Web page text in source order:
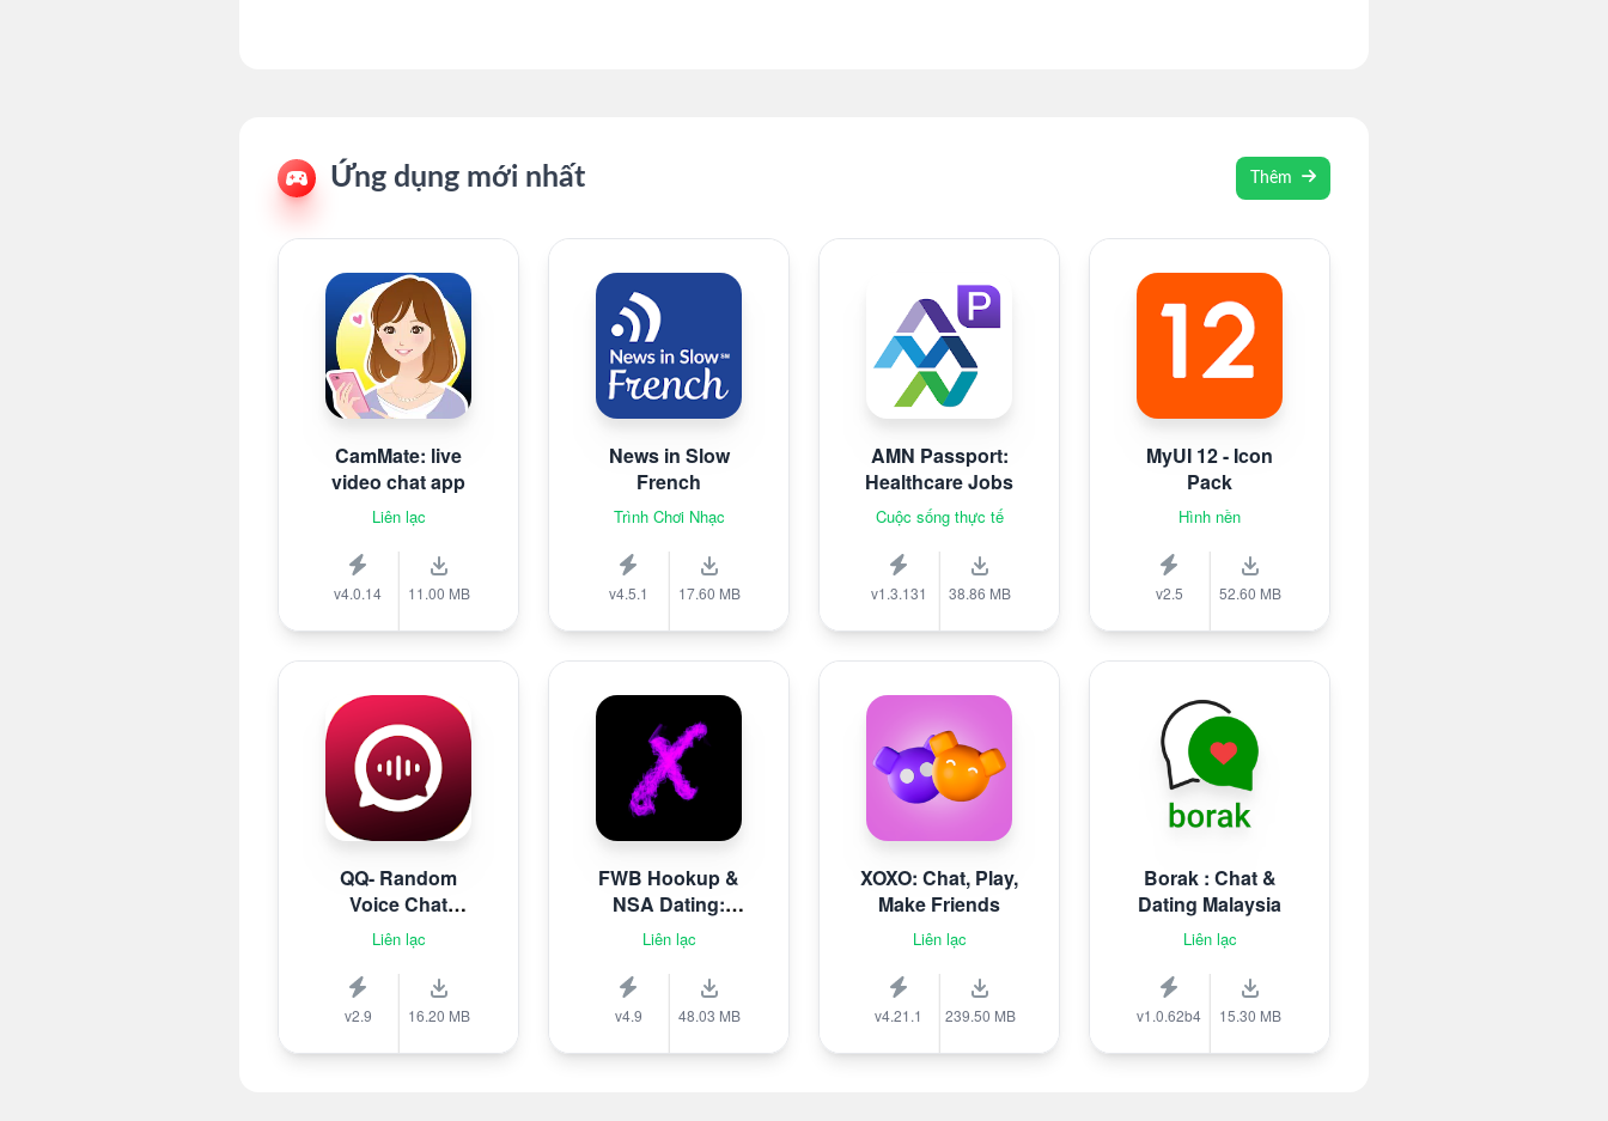
Ứng dụng mới nhất Thêm
CamMate: live
video chat app
Liên lạc
v4.0.14 11.00 MB
News in Slow
French
Trình Chơi Nhạc
v4.5.1 17.60 MB
AMN Passport:
Healthcare Jobs
Cuộc sống thực tế
v1.3.131 38.86 MB
MyUI 12 - Icon
Pack
Hình nền
v2.5 52.60 MB
QQ- Random
Voice Chat
Stranger
Liên lạc
v2.9 16.20 MB
FWB Hookup &
NSA Dating:
XFun
Liên lạc
v4.9 48.03 MB
XOXO: Chat, Play,
Make Friends
Liên lạc
v4.21.1 239.50 MB
Borak : Chat &
Dating Malaysia
Liên lạc
v1.0.62b4 15.30 MB